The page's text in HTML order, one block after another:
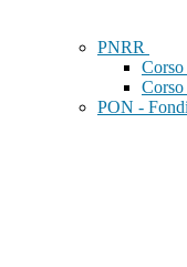
PNRR
PON -